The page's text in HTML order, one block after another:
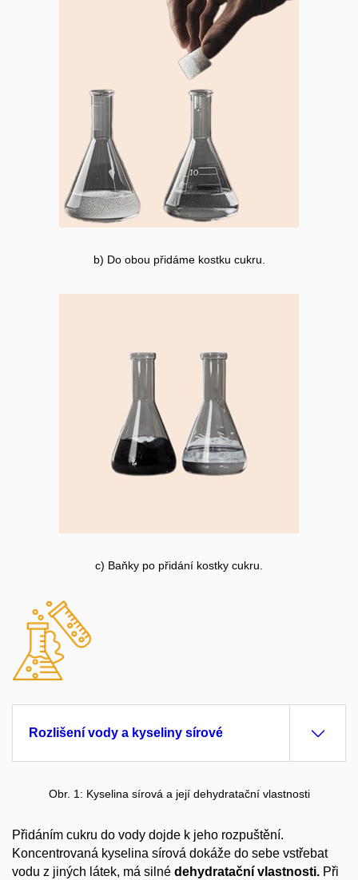
b) Do obou přidáme kostku cukru.
c) Baňky po přidání kostky cukru.
Rozlišení vody a kyseliny sírové
Obr. 1: Kyselina sírová a její dehydratační vlastnosti
Přidáním cukru do vody dojde k jeho rozpuštění.
Koncentrovaná kyselina sírová dokáže do sebe vstřebat
vodu z jiných látek, má silné dehydratační vlastnosti. Při